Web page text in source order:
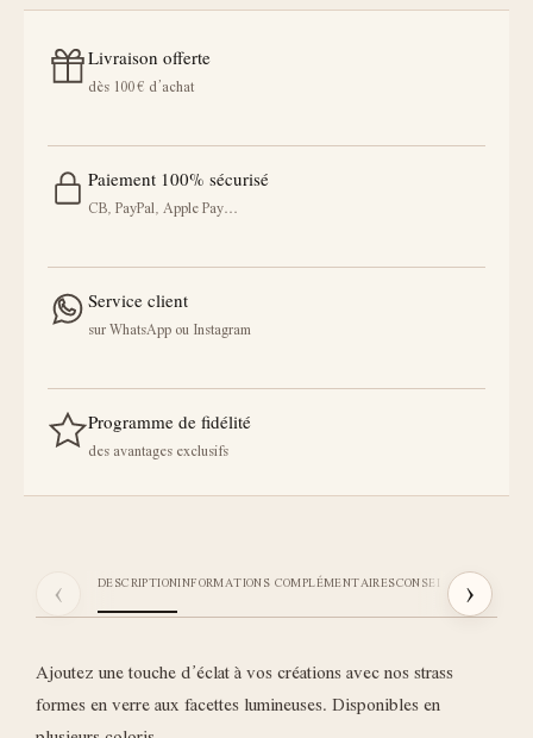
Livraison offerte
dès 100 € d’achat
Paiement 100% sécurisé
CB, PayPal, Apple Pay…
Service client
sur WhatsApp ou Instagram
Programme de fidélité
des avantages exclusifs
‹ DESCRIPTIONINFORMATIONS COMPLÉMENTAIRESCONSEILS STICKI
›
Ajoutez une touche d’éclat à vos créations avec nos strass
formes en verre aux facettes lumineuses. Disponibles en